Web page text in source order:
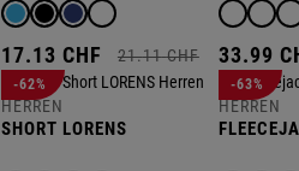
17.13 CHF 21.11 CHF 33.99
HERREN
SHORT LORENS
-62%
HERREN
-63%